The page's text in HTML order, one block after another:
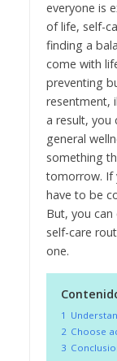
everyone is
of life, self-
finding a
come with
preventing
resentment,
a result, you
general
something
tomorrow. If
have to be
But, you
self-care
one.
1
2 Choose
3